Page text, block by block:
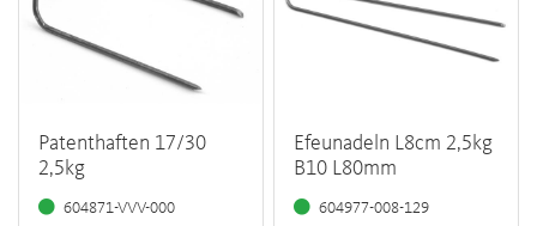
Patenthaften 17/30
2,5kg
604871-VVV-000
Efeunadeln L8cm 2,5kg
B10 L80mm
604977-008-129